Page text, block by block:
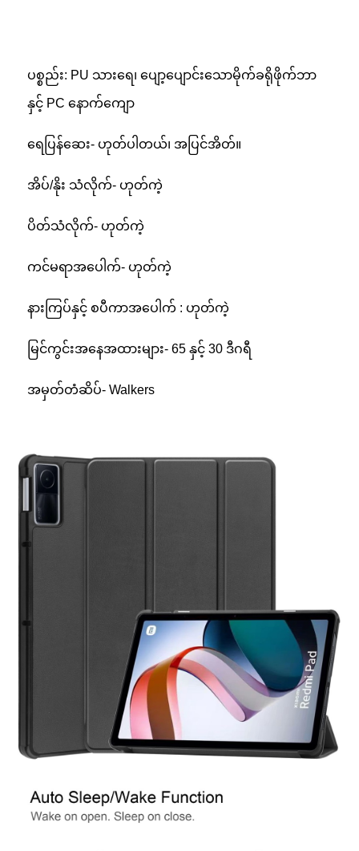
ပစ္စည်း: PU သားရေ၊ ပျော့ပျောင်းသောမိုက်ခရိုဖိုက်ဘာ
နှင့် PC နောက်ကျော
ရေပြန်ဆေး- ဟုတ်ပါတယ်၊ အပြင်အိတ်။
အိပ်/နိုး သံလိုက်- ဟုတ်ကဲ့
ပိတ်သံလိုက်- ဟုတ်ကဲ့
ကင်မရာအပေါက်- ဟုတ်ကဲ့
နားကြပ်နှင့် စပီကာအပေါက် : ဟုတ်ကဲ့
မြင်ကွင်းအနေအထားများ- 65 နှင့် 30 ဒီဂရီ
အမှတ်တံဆိပ်- Walkers